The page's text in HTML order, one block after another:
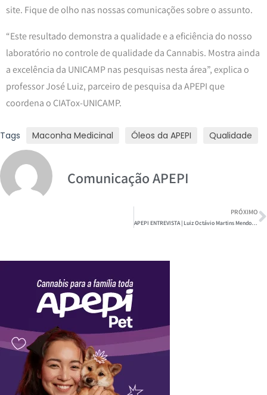
site. Fique de olho nas nossas comunicações sobre o assunto.
“Este resultado demonstra a qualidade e a eficiência do nosso
laboratório no controle de qualidade da Cannabis. Mostra ainda
a excelência da UNICAMP nas pesquisas nesta área”, explica o
professor José Luiz, parceiro de pesquisa da APEPI que
coordena o CIATox-UNICAMP.
Tags Maconha Medicinal Óleos da APEPI Qualidade
Comunicação APEPI
PRÓXIMO
APEPI ENTREVISTA | Luiz Octávio Martins Mendonça, OAB-RJ